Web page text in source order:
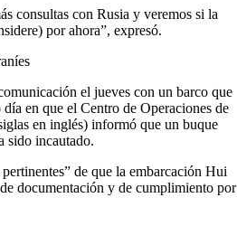
consultas con Rusia y veremos si la
por ahora”, expresó.
el jueves con un barco que
en que el Centro de Operaciones de
en inglés) informó que un buque
sido incautado.
de que la embarcación Hui
documentación y de cumplimiento por